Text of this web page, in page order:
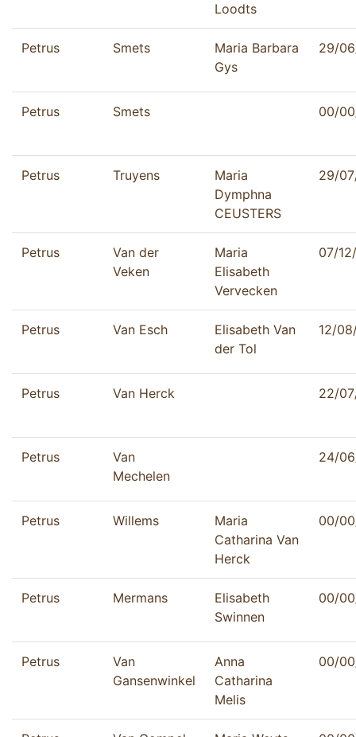
Loodts
Petrus Smets
Maria Barbara
Gys
29/
Petrus Smets 00/
Petrus Truyens
Maria
Dymphna
CEUSTERS
29/
Petrus
Van der
Veken
Maria
Elisabeth
Vervecken
07/
Petrus Van Esch
Elisabeth Van
der Tol
12/
Petrus Van Herck 22/
Petrus
Van
Mechelen
24/
Petrus Willems
Maria
Catharina Van
Herck
00/
Petrus Mermans
Elisabeth
Swinnen
00/
Petrus
Van
Gansenwinkel
Anna
Catharina
Melis
00/